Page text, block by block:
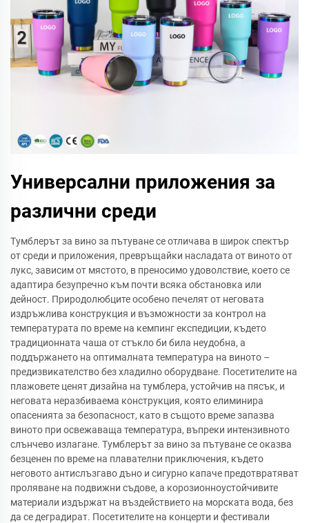
Универсални приложения за
различни среди
Тумблерът за вино за пътуване се отличава в широк спектър
от среди и приложения, превръщайки насладата от виното от
лукс, зависим от мястото, в преносимо удоволствие, което се
адаптира безупречно към почти всяка обстановка или
дейност. Природолюбците особено печелят от неговата
издръжлива конструкция и възможности за контрол на
температурата по време на кемпинг експедиции, където
традиционната чаша от стъкло би била неудобна, а
поддържането на оптималната температура на виното –
предизвикателство без хладилно оборудване. Посетителите на
плажовете ценят дизайна на тумблера, устойчив на пясък, и
неговата неразбиваема конструкция, която елиминира
опасенията за безопасност, като в същото време запазва
виното при освежаваща температура, въпреки интензивното
слънчево излагане. Тумблерът за вино за пътуване се оказва
безценен по време на плавателни приключения, където
неговото антислъзгаво дъно и сигурно капаче предотвратяват
проляване на подвижни съдове, а корозионноустойчивите
материали издържат на въздействието на морската вода, без
да се деградират. Посетителите на концерти и фестивали